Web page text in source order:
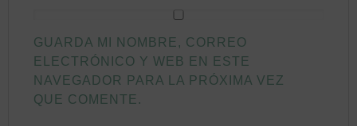
GUARDA MI NOMBRE, CORREO
ELECTRÓNICO Y WEB EN ESTE
NAVEGADOR PARA LA PRÓXIMA VEZ
QUE COMENTE.